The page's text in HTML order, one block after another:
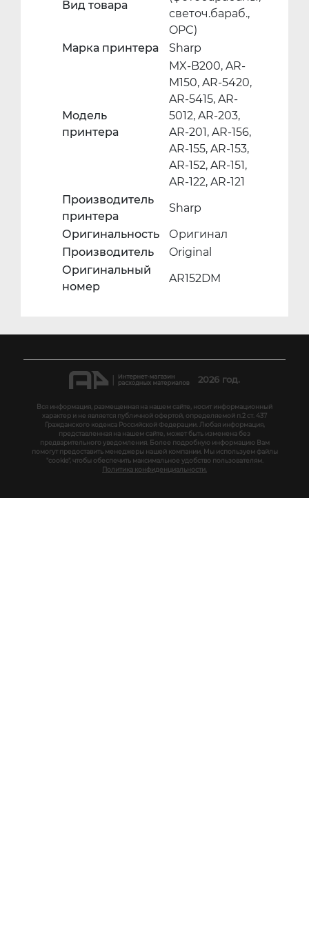
Вид товара
светоч.бараб.,
OPC)
Марка принтера
Sharp
Модель
принтера
MX-B200, AR-
M150, AR-5420,
AR-5415, AR-
5012, AR-203,
AR-201, AR-156,
AR-155, AR-153,
AR-152, AR-151,
AR-122, AR-121
Производитель
принтера
Sharp
Оригинальность
Оригинал
Производитель
Original
Оригинальный
номер
AR152DM
2026 год.
Вся информация, размещенная на нашем сайте, носит информационный
характер и не является публичной офертой, определяемой п.2 ст. 437
Гражданского кодекса Российской Федерации. Любая информация,
представленная на нашем сайте, может быть изменена без
предварительного уведомления. Более подробную информацию Вам
помогут предоставить менеджеры нашей компании. Мы используем файлы
"cookie", чтобы обеспечить максимальное удобство пользователям.
Политика конфиденциальности.